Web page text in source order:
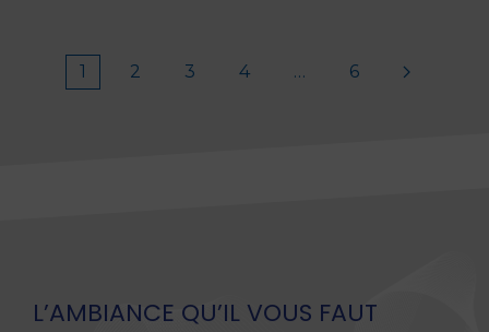
1 2 3 4 … 6
L’AMBIANCE QU’IL VOUS FAUT